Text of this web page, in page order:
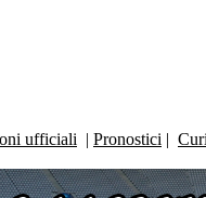
ufficiali | Pronostici |